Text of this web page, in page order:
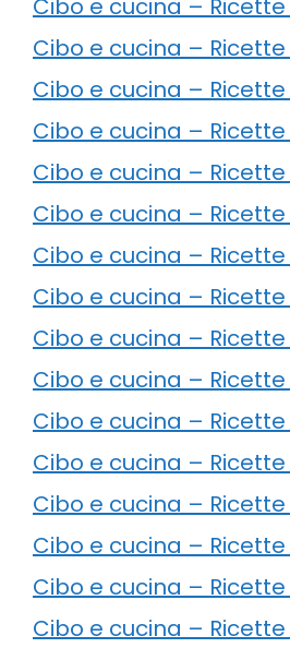
Cibo e cucina –
Cibo e cucina –
Cibo e cucina –
Cibo e cucina –
Cibo e cucina –
Cibo e cucina –
Cibo e cucina –
Cibo e cucina –
Cibo e cucina –
Cibo e cucina –
Cibo e cucina –
Cibo e cucina –
Cibo e cucina –
Cibo e cucina –
Cibo e cucina –
Cibo e cucina –